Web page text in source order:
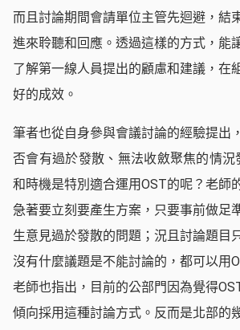
而且討論期間會請單位主管先迴避，結
進來聆聽和回應。透過這樣的方式，能
了解第一線人員提出的顧慮和建議，在
好的成效。
筆者也從自身參與會議討論的經驗提出
否會有過於發散、無法收斂聚焦的情況
和時機是特別適合運用OST的呢？老師
急著要立刻要產生方案，只要事前做足
生意見過於發散的問題；況且討論題目
沒有什麼議題是不能討論的，都可以用
老師也指出，目前的公部門因為覺得
傾向採用這種討論方式。反而是北部的